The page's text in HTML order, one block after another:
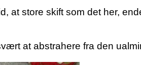
at store skift som det her,
at abstrahere fra den